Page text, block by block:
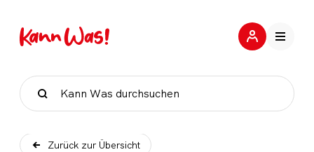
Suche
Zurück zur Übersicht